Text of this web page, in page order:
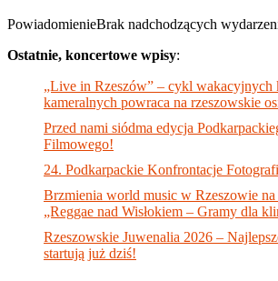
PowiadomienieBrak nadchodzących
Ostatnie, koncertowe wpisy:
„Live in Rzeszów” – cykl wakacyjnych
kameralnych powraca na rzeszowskie
Przed nami siódma edycja
Filmowego!
24. Podkarpackie Konfrontacje
Brzmienia world music w Rzeszowie na
„Reggae nad Wisłokiem – Gramy dla
Rzeszowskie Juwenalia 2026 –
startują już dziś!